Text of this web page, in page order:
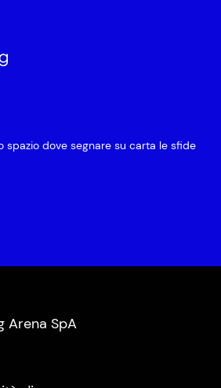
spazio dove segnare su carta le sfide
Arena SpA